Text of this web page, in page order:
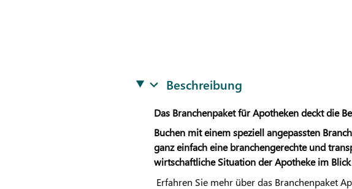
Beschreibung
Das Branchenpaket für Apotheken deckt die
Buchen mit einem speziell angepassten
ganz einfach eine branchengerechte und
wirtschaftliche Situation der Apotheke im
Erfahren Sie mehr über das Branchenpaket